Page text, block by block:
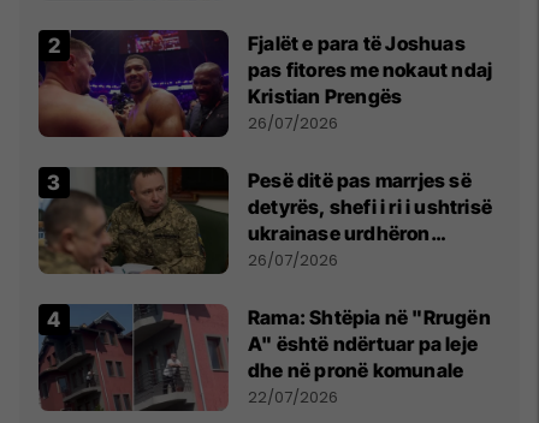
Fjalët e para të Joshuas
pas fitores me nokaut ndaj
Kristian Prengës
26/07/2026
Pesë ditë pas marrjes së
detyrës, shefi i ri i ushtrisë
ukrainase urdhëron
kontroll të madh
26/07/2026
Rama: Shtëpia në "Rrugën
A" është ndërtuar pa leje
dhe në pronë komunale
22/07/2026